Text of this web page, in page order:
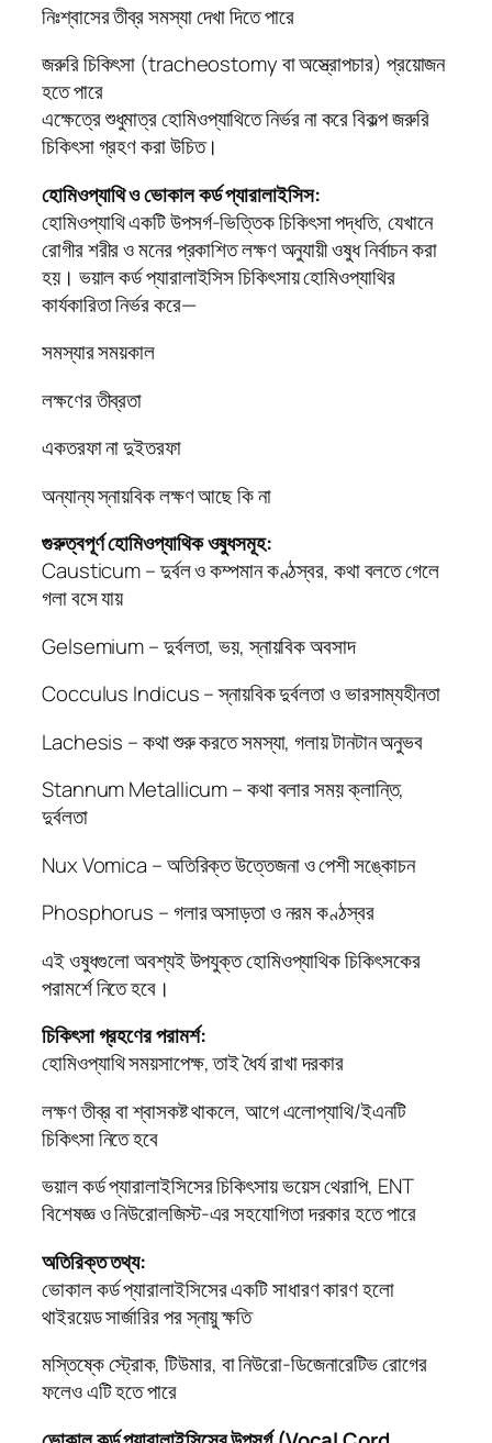
নিঃশ্বাসের তীব্র সমস্যা দেখা দিতে পারে
জরুরি চিকিৎসা (tracheostomy বা অস্ত্রোপচার) প্রয়োজন
হতে পারে
এক্ষেত্রে শুধুমাত্র হোমিওপ্যাথিতে নির্ভর না করে বিকল্প জরুরি
চিকিৎসা গ্রহণ করা উচিত।
হোমিওপ্যাথি ও ভোকাল কর্ড প্যারালাইসিস:
হোমিওপ্যাথি একটি উপসর্গ-ভিত্তিক চিকিৎসা পদ্ধতি, যেখানে
রোগীর শরীর ও মনের প্রকাশিত লক্ষণ অনুযায়ী ওষুধ নির্বাচন করা
হয়। ভয়াল কর্ড প্যারালাইসিস চিকিৎসায় হোমিওপ্যাথির
কার্যকারিতা নির্ভর করে—
সমস্যার সময়কাল
লক্ষণের তীব্রতা
একতরফা না দুইতরফা
অন্যান্য স্নায়বিক লক্ষণ আছে কি না
গুরুত্বপূর্ণ হোমিওপ্যাথিক ওষুধসমূহ:
Causticum – দুর্বল ও কম্পমান কণ্ঠস্বর, কথা বলতে গেলে
গলা বসে যায়
Gelsemium – দুর্বলতা, ভয়, স্নায়বিক অবসাদ
Cocculus Indicus – স্নায়বিক দুর্বলতা ও ভারসাম্যহীনতা
Lachesis – কথা শুরু করতে সমস্যা, গলায় টানটান অনুভব
Stannum Metallicum – কথা বলার সময় ক্লান্তি,
দুর্বলতা
Nux Vomica – অতিরিক্ত উত্তেজনা ও পেশী সঙ্কোচন
Phosphorus – গলার অসাড়তা ও নরম কণ্ঠস্বর
এই ওষুধগুলো অবশ্যই উপযুক্ত হোমিওপ্যাথিক চিকিৎসকের
পরামর্শে নিতে হবে।
চিকিৎসা গ্রহণের পরামর্শ:
হোমিওপ্যাথি সময়সাপেক্ষ, তাই ধৈর্য রাখা দরকার
লক্ষণ তীব্র বা শ্বাসকষ্ট থাকলে, আগে এলোপ্যাথি/ইএনটি
চিকিৎসা নিতে হবে
ভয়াল কর্ড প্যারালাইসিসের চিকিৎসায় ভয়েস থেরাপি, ENT
বিশেষজ্ঞ ও নিউরোলজিস্ট-এর সহযোগিতা দরকার হতে পারে
অতিরিক্ত তথ্য:
ভোকাল কর্ড প্যারালাইসিসের একটি সাধারণ কারণ হলো
থাইরয়েড সার্জারির পর স্নায়ু ক্ষতি
মস্তিষ্কে স্ট্রোক, টিউমার, বা নিউরো-ডিজেনারেটিভ রোগের
ফলেও এটি হতে পারে